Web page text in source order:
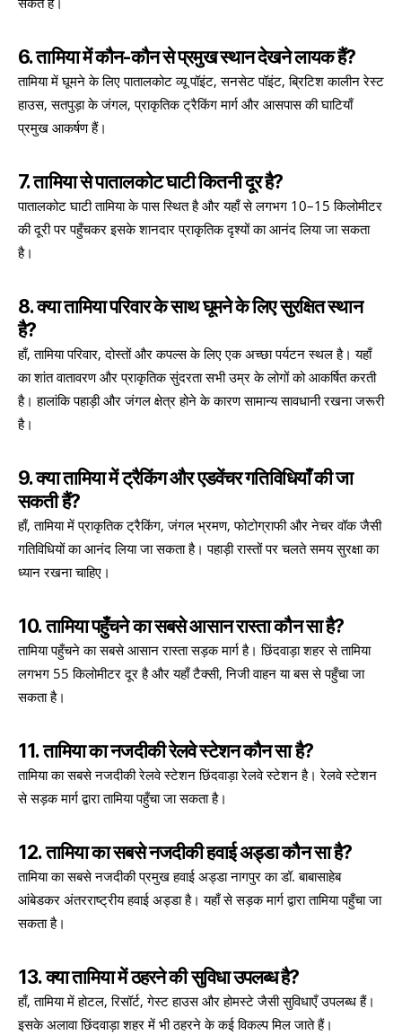
6. तामिया में कौन-कौन से प्रमुख स्थान देखने लायक हैं?
तामिया में घूमने के लिए पातालकोट व्यू पॉइंट, सनसेट पॉइंट, ब्रिटिश कालीन रेस्ट
हाउस, सतपुड़ा के जंगल, प्राकृतिक ट्रैकिंग मार्ग और आसपास की घाटियाँ
प्रमुख आकर्षण हैं।
7. तामिया से पातालकोट घाटी कितनी दूर है?
पातालकोट घाटी तामिया के पास स्थित है और यहाँ से लगभग 10–15 किलोमीटर
की दूरी पर पहुँचकर इसके शानदार प्राकृतिक दृश्यों का आनंद लिया जा सकता
है।
8. क्या तामिया परिवार के साथ घूमने के लिए सुरक्षित स्थान
है?
हाँ, तामिया परिवार, दोस्तों और कपल्स के लिए एक अच्छा पर्यटन स्थल है। यहाँ
का शांत वातावरण और प्राकृतिक सुंदरता सभी उम्र के लोगों को आकर्षित करती
है। हालांकि पहाड़ी और जंगल क्षेत्र होने के कारण सामान्य सावधानी रखना जरूरी
है।
9. क्या तामिया में ट्रैकिंग और एडवेंचर गतिविधियाँ की जा
सकती हैं?
हाँ, तामिया में प्राकृतिक ट्रैकिंग, जंगल भ्रमण, फोटोग्राफी और नेचर वॉक जैसी
गतिविधियों का आनंद लिया जा सकता है। पहाड़ी रास्तों पर चलते समय सुरक्षा का
ध्यान रखना चाहिए।
10. तामिया पहुँचने का सबसे आसान रास्ता कौन सा है?
तामिया पहुँचने का सबसे आसान रास्ता सड़क मार्ग है। छिंदवाड़ा शहर से तामिया
लगभग 55 किलोमीटर दूर है और यहाँ टैक्सी, निजी वाहन या बस से पहुँचा जा
सकता है।
11. तामिया का नजदीकी रेलवे स्टेशन कौन सा है?
तामिया का सबसे नजदीकी रेलवे स्टेशन छिंदवाड़ा रेलवे स्टेशन है। रेलवे स्टेशन
से सड़क मार्ग द्वारा तामिया पहुँचा जा सकता है।
12. तामिया का सबसे नजदीकी हवाई अड्डा कौन सा है?
तामिया का सबसे नजदीकी प्रमुख हवाई अड्डा नागपुर का डॉ. बाबासाहेब
आंबेडकर अंतरराष्ट्रीय हवाई अड्डा है। यहाँ से सड़क मार्ग द्वारा तामिया पहुँचा जा
सकता है।
13. क्या तामिया में ठहरने की सुविधा उपलब्ध है?
हाँ, तामिया में होटल, रिसॉर्ट, गेस्ट हाउस और होमस्टे जैसी सुविधाएँ उपलब्ध हैं।
इसके अलावा छिंदवाड़ा शहर में भी ठहरने के कई विकल्प मिल जाते हैं।